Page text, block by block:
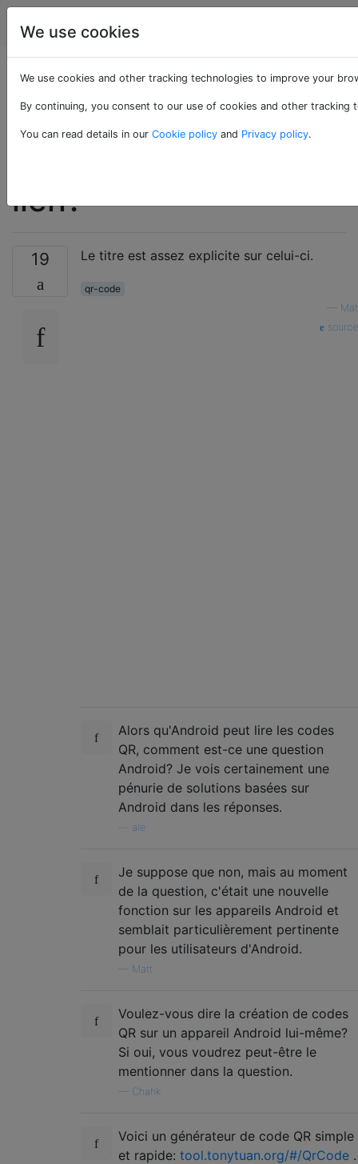
Android
Quelle est la façon la
plus simple de créer
lien?
19 Le titre est assez explicite sur celui-ci.
qr-code
Mat
source
Alors qu'Android peut lire les codes
QR, comment est-ce une question
Android? Je vois certainement une
pénurie de solutions basées sur
Android dans les réponses.
ale
Je suppose que non, mais au moment
de la question, c'était une nouvelle
fonction sur les appareils Android et
semblait particulièrement pertinente
pour les utilisateurs d'Android.
Matt
Voulez-vous dire la création de codes
QR sur un appareil Android lui-même?
Si oui, vous voudrez peut-être le
mentionner dans la question.
Chahk
Voici un générateur de code QR simple
et rapide: tool.tonytuan.org/#/QrCode .
We use cookies
We use cookies and other tracking technologies to improve your
By continuing, you consent to our use of cookies and other
You can read details in our Cookie policy and Privacy policy.